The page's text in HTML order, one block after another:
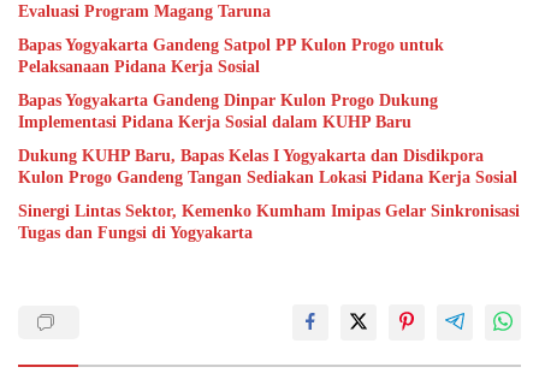
Evaluasi Program Magang Taruna
Bapas Yogyakarta Gandeng Satpol PP Kulon Progo untuk
Pelaksanaan Pidana Kerja Sosial
Bapas Yogyakarta Gandeng Dinpar Kulon Progo Dukung
Implementasi Pidana Kerja Sosial dalam KUHP Baru
Dukung KUHP Baru, Bapas Kelas I Yogyakarta dan Disdikpora
Kulon Progo Gandeng Tangan Sediakan Lokasi Pidana Kerja Sosial
Sinergi Lintas Sektor, Kemenko Kumham Imipas Gelar Sinkronisasi
Tugas dan Fungsi di Yogyakarta